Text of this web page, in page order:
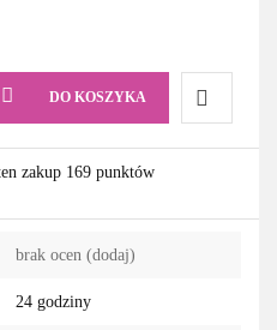
DO KOSZYKA
Do
zakup 169 punktów
brak ocen (dodaj)
24 godziny